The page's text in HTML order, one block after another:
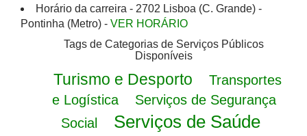
Horário da carreira - 2702 Lisboa (C. Grande) -
Pontinha (Metro) - VER HORÁRIO
Tags de Categorias de Serviços Públicos
Disponíveis
Turismo e Desporto
Transportes
e Logística
Serviços de Segurança
Social
Serviços de Saúde